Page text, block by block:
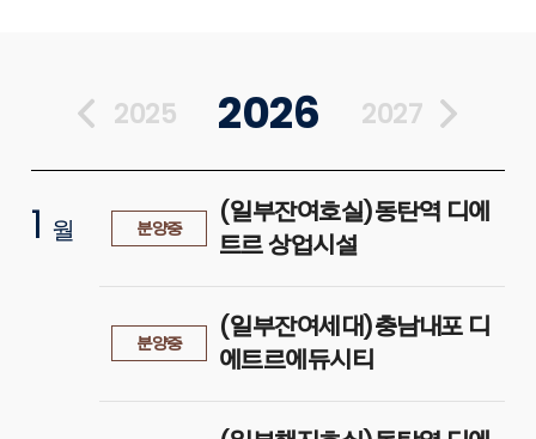
2025 2026 2027
1 월 분양중
(일부잔여호실)동탄역 디에
트르 상업시설
분양중
(일부잔여세대)충남내포 디
에트르에듀시티